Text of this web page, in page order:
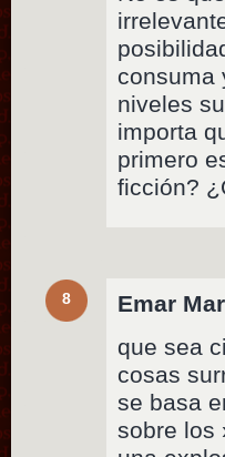
consuma
niveles
importa
primero
ficción?
8 Emar
que sea
cosas
se basa
sobre los